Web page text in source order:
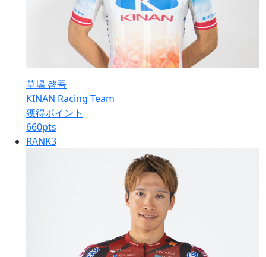
草場 啓吾
KINAN Racing Team
獲得ポイント
660pts
RANK3